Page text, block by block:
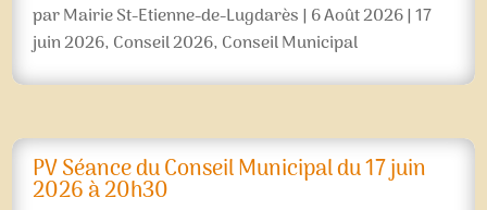
parMairie St-Etienne-de-Lugdarès| 6 Août 2026|17
juin 2026, Conseil 2026, Conseil Municipal
PV Séance du Conseil Municipal du 17 juin
2026 à 20h30